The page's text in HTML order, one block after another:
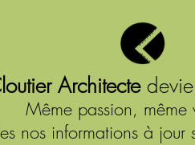
Architecte
Même passion,
nos informations à jour